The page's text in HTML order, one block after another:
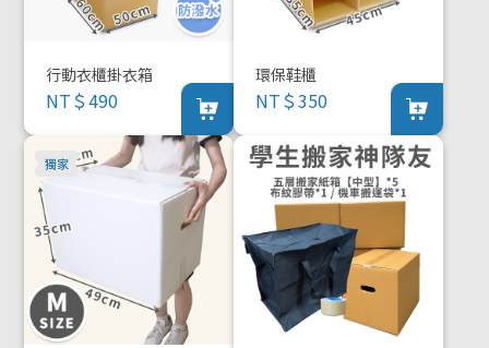
行動衣櫃掛衣箱
NT＄490
環保鞋櫃
NT＄350